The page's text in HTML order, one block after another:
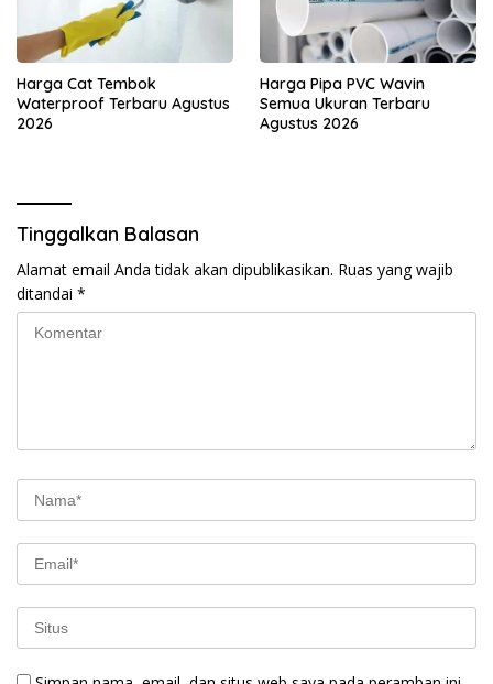
Harga Cat Tembok
Waterproof Terbaru Agustus
2026
Harga Pipa PVC Wavin
Semua Ukuran Terbaru
Agustus 2026
Tinggalkan Balasan
Alamat email Anda tidak akan dipublikasikan. Ruas yang wajib
ditandai *